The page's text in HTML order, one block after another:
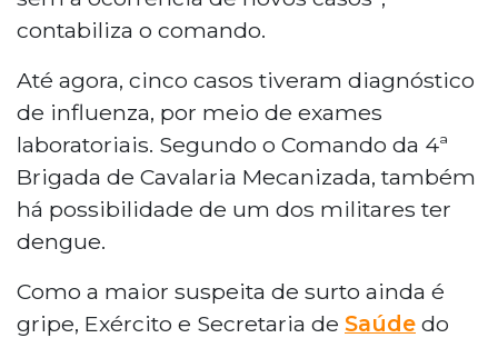
contabiliza o comando.
Até agora, cinco casos tiveram diagnóstico
de influenza, por meio de exames
laboratoriais. Segundo o Comando da 4ª
Brigada de Cavalaria Mecanizada, também
há possibilidade de um dos militares ter
dengue.
Como a maior suspeita de surto ainda é
gripe, Exército e Secretaria de Saúde do